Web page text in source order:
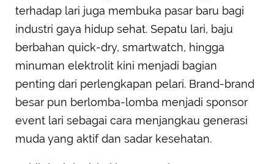
terhadap lari juga membuka pasar baru bagi
industri gaya hidup sehat. Sepatu lari, baju
berbahan quick-dry, smartwatch, hingga
minuman elektrolit kini menjadi bagian
penting dari perlengkapan pelari. Brand-brand
besar pun berlomba-lomba menjadi sponsor
event lari sebagai cara menjangkau generasi
muda yang aktif dan sadar kesehatan.